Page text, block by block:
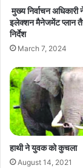
मुख्य निर्वाचन
इलेक्शन मैनेजमेंट प्लान
निर्देश
March 7, 2024
हाथी ने युवक को कुचला
August 14, 2021